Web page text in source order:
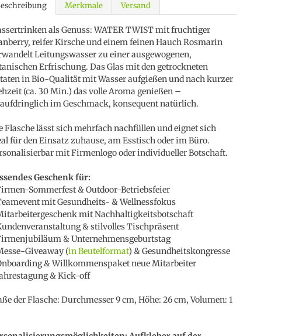
Merkmale Versand
als Genuss: WATER TWIST mit fruchtiger
reifer Kirsche und einem feinen Hauch Rosmarin
Leitungswasser zu einer ausgewogenen,
Erfrischung. Das Glas mit den getrockneten
in Bio-Qualität mit Wasser aufgießen und nach kurzer
(ca. 30 Min.) das volle Aroma genießen –
im Geschmack, konsequent natürlich.
Flasche lässt sich mehrfach nachfüllen und eignet sich
für den Einsatz zuhause, am Esstisch oder im Büro.
mit Firmenlogo oder individueller Botschaft.
Geschenk für:
Sommerfest & Outdoor-Betriebsfeier
mit Gesundheits- & Wellnessfokus
mit Nachhaltigkeitsbotschaft
& stilvolles Tischpräsent
& Unternehmensgeburtstag
Giveaway (in Beutelformat) & Gesundheitskongresse
& Willkommenspaket neue Mitarbeiter
& Kick-off
der Flasche: Durchmesser 9 cm, Höhe: 26 cm, Volumen: 1